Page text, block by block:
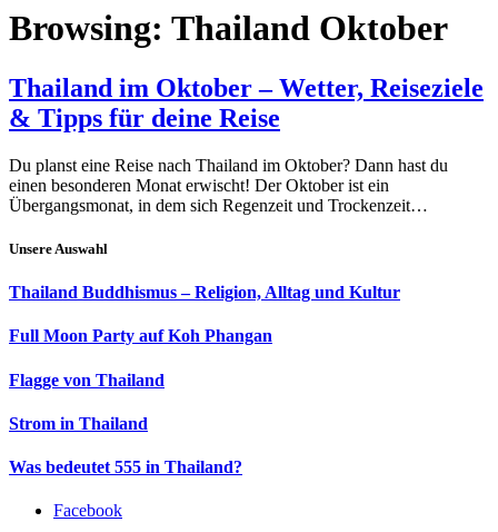
Browsing: Thailand Oktober
Thailand im Oktober – Wetter, Reiseziele
& Tipps für deine Reise
Du planst eine Reise nach Thailand im Oktober? Dann hast du
einen besonderen Monat erwischt! Der Oktober ist ein
Übergangsmonat, in dem sich Regenzeit und Trockenzeit…
Unsere Auswahl
Thailand Buddhismus – Religion, Alltag und Kultur
Full Moon Party auf Koh Phangan
Flagge von Thailand
Strom in Thailand
Was bedeutet 555 in Thailand?
Facebook